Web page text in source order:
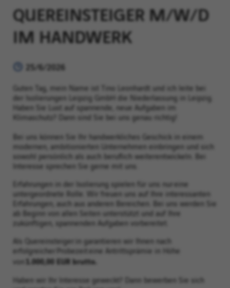
QUEREINSTEIGER M/W/D
IM HANDWERK
25/6/2026
Guten Tag, mein Name ist Tino Leonhardt und ich leite bei
der Isolierungen Leipzig GmbH die Nieder lassung in Leipzig.
Haben Sie Lust auf spannende, neue Aufgaben im
Klimaschutz? Dann sind Sie bei uns genau richtig!
Bei uns können Sie Ihr handwerkliches Geschick in einem
modernen, ambitionierten Unternehmen einbringen und sich
sowohl persönlich als auch beruflich weiterentwickeln. Bei
Interesse sprechen Sie gerne mit uns.
Erfahrungen in der Isolierung spielen für uns nur eine
untergeordnete Rolle. Wir freuen uns auf Ihre interessanten
Erfahrungen, auch aus anderen Bereichen. Bei uns werden Sie
ab Beginn von allen Seiten unterstützt und auf Ihre
zukünftigen, spannenden Aufgaben vorbereitet.
Als Quereinsteiger:in garantieren wir Ihnen nach
erfolgreicher Probezeit eine Antrittsprämie in Höhe
von 1.000,00 EUR brutto.
Haben wir Ihr Interesse geweckt? Dann bewerben Sie sich